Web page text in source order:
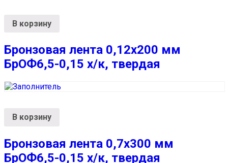
В корзину
Бронзовая лента 0,12х200 мм
БрОФ6,5-0,15 х/к, твердая
В корзину
Бронзовая лента 0,7х300 мм
БрОФ6,5-0,15 х/к, твердая